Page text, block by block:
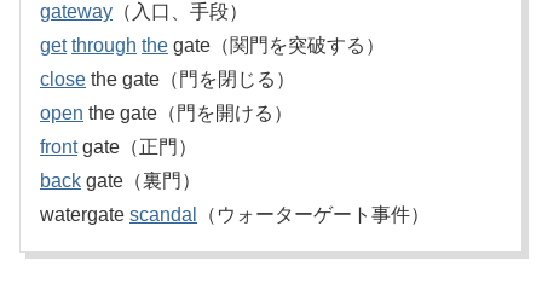
gateway （入口、手段）
get through the gate（関門を突破する）
close the gate（門を閉じる）
open the gate（門を開ける）
frontgate（正門）
back gate（裏門）
watergate scandal （ウォーターゲート事件）